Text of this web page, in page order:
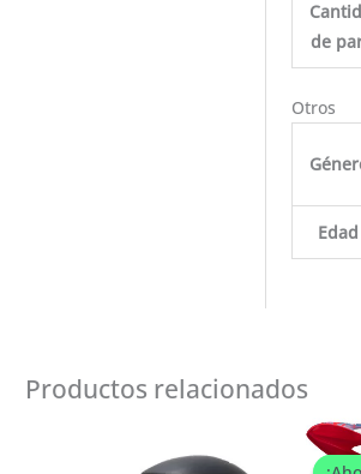
de
Otros
Edad
Productos relacionados